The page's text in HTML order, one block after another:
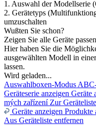
1. Auswahl der Modellserie
2. Gerätetyps
umzuschalten
Wußten Sie schon?
Zeigen Sie alle Geräte
Hier haben Sie die
ausgewählten Modell in
lassen.
Wird geladen...
Auswahlboxen-Modus
Geräteserie anzeigen Geräte
mých zařízení Zur
Geräte anzeigen Produkte
Aus Geräteliste entfernen